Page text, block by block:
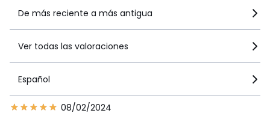
De más reciente a más antigua
Ver todas las valoraciones
Español
08/02/2024